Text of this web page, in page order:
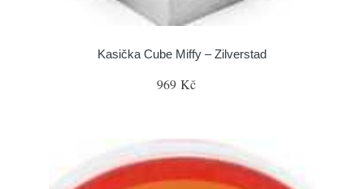
Kasička Cube Miffy – Zilverstad
969 Kč